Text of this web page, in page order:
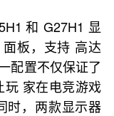
和 G27H1 显
板，支持 高达
配置不仅保证了
玩 家在电竞游戏
时，两款显示器